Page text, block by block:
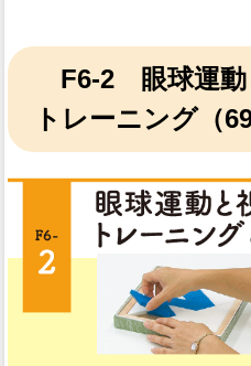
F6-2 眼球運動
トレーニング（69